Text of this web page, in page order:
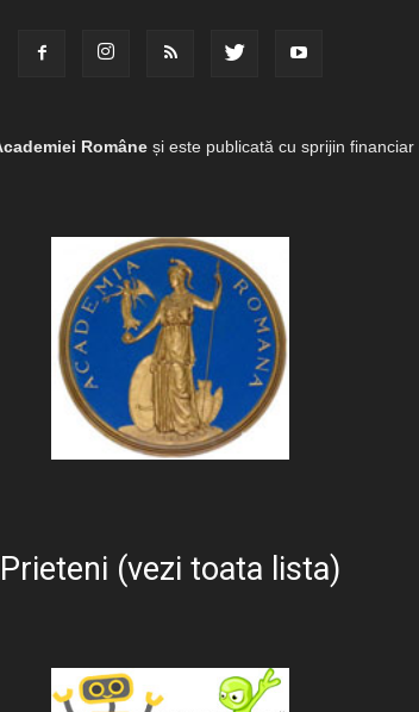
Române și este publicată cu sprijin
Prieteni (vezi toata lista)